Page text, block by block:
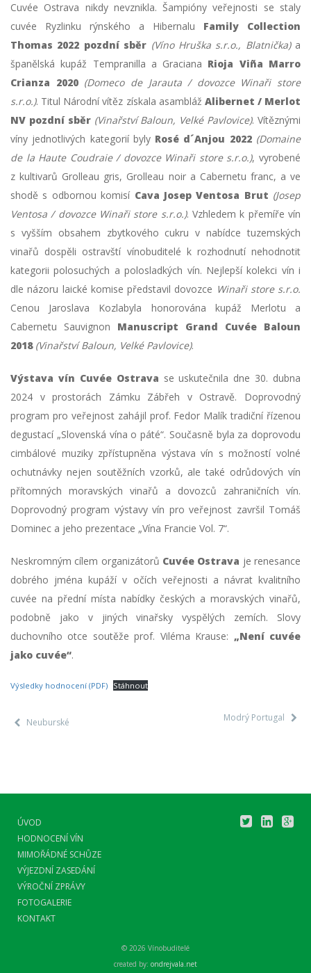
Cuvée Ostrava nikdy nevznikla. Šampióny veřejnosti se staly
cuvée Ryzlinku rýnského a Hibernalu Family Collection
Thomas 2022 pozdní sběr (Víno Hruška s.r.o., Blatnička) a
španělská kupáž Tempranilla a Graciana Rioja Viña Marro
Crianza 2020 (Domeco de Jarauta / dovozce Winaři store
s.r.o.). Titul Národní vítěz získala asambláž Alibernet / Merlot
NV pozdní sběr (Vinařství Baloun, Velké Pavlovice). Vítěznými
víny jednotlivých kategorií byly Rosé d´Anjou 2022 (Domaine
de la Haute Coudraie / dovozce Winaři store s.r.o.), vyrobené
z kultivarů Grolleau gris, Grolleau noir a Cabernetu franc, a ve
shodě s odbornou komisí Cava Josep Ventosa Brut (Josep
Ventosa / dovozce Winaři store s.r.o.). Vzhledem k přemíře vín
s vyšším obsahem zbytkového cukru v nabídce tuzemských
vinařů dospěli ostravští vínobuditelé k rozhodnutí nehodnotit
kategorii polosuchých a polosladkých vín. Nejlepší kolekci vín i
dle názoru laické komise představil dovozce Winaři store s.r.o.
Cenou Jaroslava Kozlabyla honorována kupáž Merlotu a
Cabernetu Sauvignon Manuscript Grand Cuvée Baloun
2018 (Vinařství Baloun, Velké Pavlovice).
Výstava vín Cuvée Ostrava se uskutečnila dne 30. dubna
2024 v prostorách Zámku Zábřeh v Ostravě. Doprovodný
program pro veřejnost zahájil prof. Fedor Malík tradiční řízenou
degustací „Slovenská vína o páté“. Současně byla za doprovodu
cimbálové muziky zpřístupněna výstava vín s možností volné
ochutnávky nejen soutěžních vzorků, ale také odrůdových vín
přítomných moravských vinařů a dovozců zahraničních vín.
Doprovodný program výstavy vín pro veřejnost završil Tomáš
Dominec a jeho prezentace „Vína Francie Vol. 7“.
Neskromným cílem organizátorů Cuvée Ostrava je renesance
dobrého jména kupáží v očích veřejnosti a návrat kvalitního
cuvée na přední místa nabídky českých a moravských vinařů,
podobně jako v jiných vinařsky vyspělých zemích. Slovy
duchovního otce soutěže prof. Viléma Krause: „Není cuvée
jako cuvée“.
Výsledky hodnocení (PDF) Stáhnout
Neuburské Modrý Portugal
ÚVOD
HODNOCENÍ VÍN
MIMOŘÁDNÉ SCHŮZE
VÝJEZDNÍ ZASEDÁNÍ
VÝROČNÍ ZPRÁVY
FOTOGALERIE
KONTAKT
© 2026 Vínobuditelé
created by: ondrejvala.net